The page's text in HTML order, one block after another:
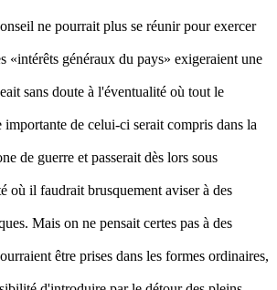
ne pourrait plus se réunir pour exercer
«intérêts généraux du pays» exigeraient une
sans doute à l'éventualité où tout le
de celui-ci serait compris dans la
de guerre et passerait dès lors sous
où il faudrait brusquement aviser à des
Mais on ne pensait certes pas à des
être prises dans les formes ordinaires,